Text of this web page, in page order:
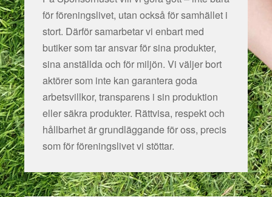
för föreningslivet, utan också för samhället i
stort. Därför samarbetar vi enbart med
butiker som tar ansvar för sina produkter,
sina anställda och för miljön. Vi väljer bort
aktörer som inte kan garantera goda
arbetsvillkor, transparens i sin produktion
eller säkra produkter. Rättvisa, respekt och
hållbarhet är grundläggande för oss, precis
som för föreningslivet vi stöttar.